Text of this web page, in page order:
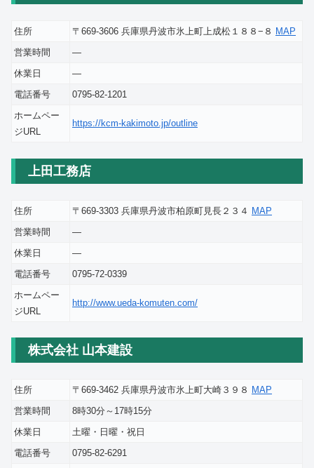
住所 〒669-3606 兵庫県丹波市氷上町上成松１８８−８ MAP
営業時間
―
休業日
―
電話番号
0795-82-1201
ホームペー
ジURL
https://kcm-kakimoto.jp/outline
上田工務店
住所 〒669-3303 兵庫県丹波市柏原町見長２３４ MAP
営業時間
―
休業日
―
電話番号
0795-72-0339
ホームペー
ジURL
http://www.ueda-komuten.com/
株式会社 山本建設
住所 〒669-3462 兵庫県丹波市氷上町大崎３９８ MAP
営業時間
8時30分～17時15分
休業日
土曜・日曜・祝日
電話番号
0795-82-6291